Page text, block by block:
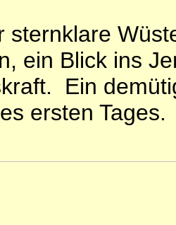
sternklare
ein Blick ins
Ein
ersten Tages.